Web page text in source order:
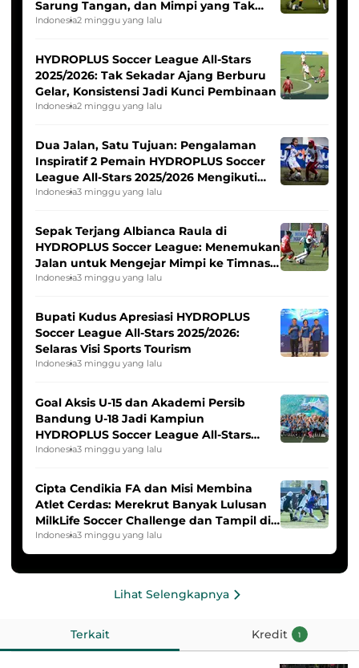
Sarung Tangan, dan Mimpi yang Tak
Pernah Padam
Indonesia2 minggu yang lalu
HYDROPLUS Soccer League All-Stars
2025/2026: Tak Sekadar Ajang Berburu
Gelar, Konsistensi Jadi Kunci Pembinaan
Indonesia2 minggu yang lalu
Dua Jalan, Satu Tujuan: Pengalaman
Inspiratif 2 Pemain HYDROPLUS Soccer
League All-Stars 2025/2026 Mengikuti
Seleksi Timnas Indonesia Putri
Indonesia3 minggu yang lalu
Sepak Terjang Albianca Raula di
HYDROPLUS Soccer League: Menemukan
Jalan untuk Mengejar Mimpi ke Timnas
Indonesia Putri
Indonesia3 minggu yang lalu
Bupati Kudus Apresiasi HYDROPLUS
Soccer League All-Stars 2025/2026:
Selaras Visi Sports Tourism
Indonesia3 minggu yang lalu
Goal Aksis U-15 dan Akademi Persib
Bandung U-18 Jadi Kampiun
HYDROPLUS Soccer League All-Stars
2025/2026
Indonesia3 minggu yang lalu
Cipta Cendikia FA dan Misi Membina
Atlet Cerdas: Merekrut Banyak Lulusan
MilkLife Soccer Challenge dan Tampil di
HYDROPLUS Soccer League
Indonesia3 minggu yang lalu
Lihat Selengkapnya
Terkait Kredit 1